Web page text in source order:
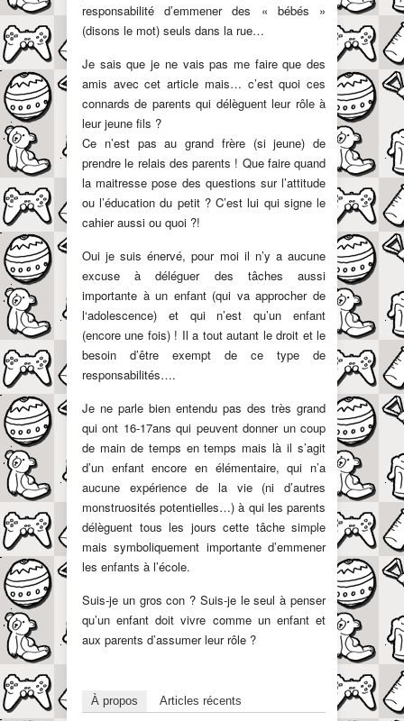
responsabilité d’emmener des « bébés »
(disons le mot) seuls dans la rue…
Je sais que je ne vais pas me faire que des
amis avec cet article mais… c’est quoi ces
connards de parents qui délèguent leur rôle à
leur jeune fils ?
Ce n’est pas au grand frère (si jeune) de
prendre le relais des parents ! Que faire quand
la maitresse pose des questions sur l’attitude
ou l’éducation du petit ? C’est lui qui signe le
cahier aussi ou quoi ?!
Oui je suis énervé, pour moi il n’y a aucune
excuse à déléguer des tâches aussi
importante à un enfant (qui va approcher de
l‘adolescence) et qui n’est qu’un enfant
(encore une fois) ! Il a tout autant le droit et le
besoin d’être exempt de ce type de
responsabilités….
Je ne parle bien entendu pas des très grand
qui ont 16-17ans qui peuvent donner un coup
de main de temps en temps mais là il s’agit
d’un enfant encore en élémentaire, qui n’a
aucune expérience de la vie (ni d’autres
monstruosités potentielles…) à qui les parents
délèguent tous les jours cette tâche simple
mais symboliquement importante d’emmener
les enfants à l’école.
Suis-je un gros con ? Suis-je le seul à penser
qu’un enfant doit vivre comme un enfant et
aux parents d’assumer leur rôle ?
À propos Articles récents